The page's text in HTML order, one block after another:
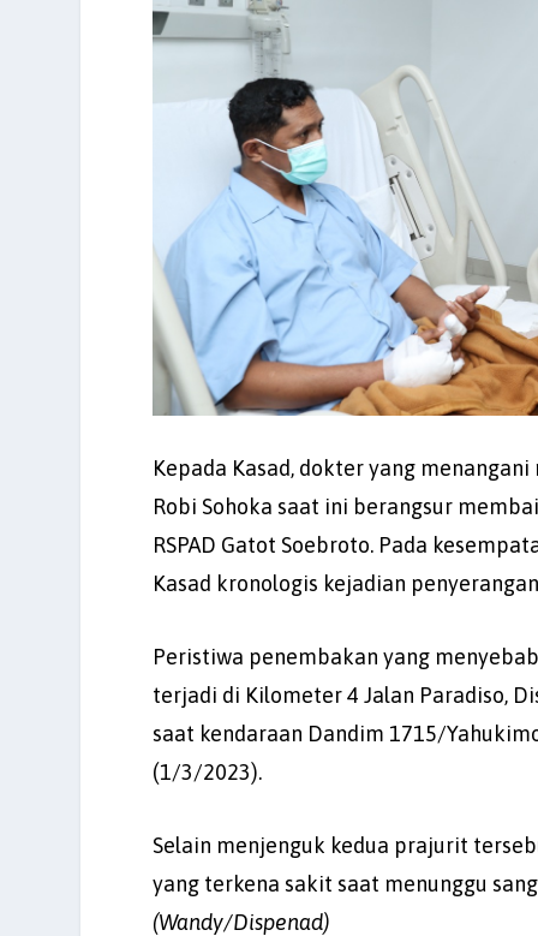
Kepada Kasad, dokter yang
Robi Sohoka saat ini berangsur
RSPAD Gatot Soebroto. Pada
Kasad kronologis kejadian
Peristiwa penembakan yang
terjadi di Kilometer 4 Jalan Paradiso,
saat kendaraan Dandim 1715/
(1/3/2023).
Selain menjenguk kedua prajurit
yang terkena sakit saat menunggu
(Wandy/Dispenad)